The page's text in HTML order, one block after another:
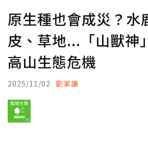
原生種也會成災？水
皮、草地...「山獸神
高山生態危機
2025/11/02 劉潔謙